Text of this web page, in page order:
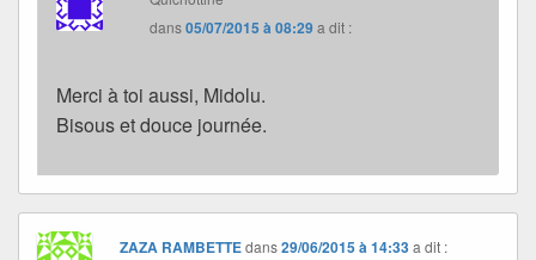
dans05/07/2015 à 08:29a dit :
Merci à toi aussi, Midolu.
Bisous et douce journée.
ZAZA RAMBETTEdans29/06/2015 à 14:33 a dit :